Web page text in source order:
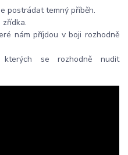
postrádat temný příběh.
zřídka.
nám příjdou v boji rozhodně
se rozhodně nudit